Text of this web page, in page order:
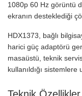
1080p 60 Hz görüntü
ekranın desteklediği
HDX1373, bağlı
harici güç adaptörü
masaüstü, teknik
kullanıldığı sistemlere